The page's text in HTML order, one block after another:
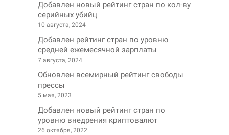
Добавлен новый рейтинг стран по кол-ву
серийных убийц
10 августа, 2024
Добавлен рейтинг стран по уровню
средней ежемесячной зарплаты
7 августа, 2024
Обновлен всемирный рейтинг свободы
прессы
5 мая, 2023
Добавлен новый рейтинг стран по
уровню внедрения криптовалют
26 октября, 2022